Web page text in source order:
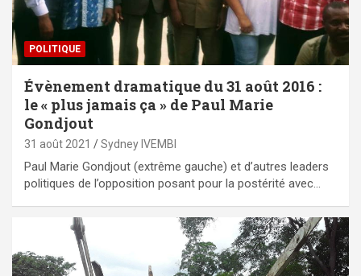
POLITIQUE
Évènement dramatique du 31 août 2016 :
le « plus jamais ça » de Paul Marie
Gondjout
31 août 2021 Sydney IVEMBI
Paul Marie Gondjout (extrême gauche) et d’autres leaders
politiques de l’opposition posant pour la postérité avec…